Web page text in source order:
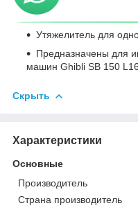
Утяжелитель для
Предназначены для
машин Ghibli SB 150
Скрыть
Характеристики
Основные
Производитель
Страна производитель